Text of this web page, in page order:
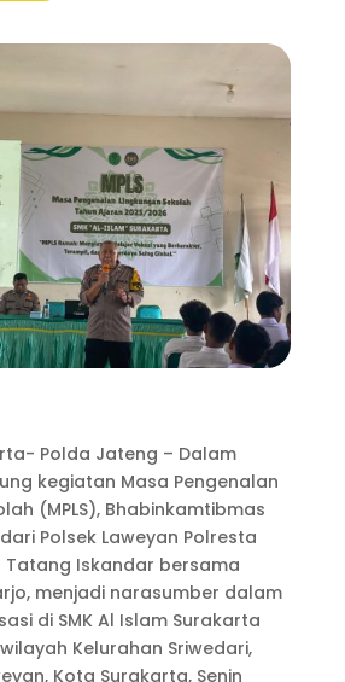
Polda Jateng – Dalam
kegiatan Masa Pengenalan
(MPLS), Bhabinkamtibmas
Polsek Laweyan Polresta
Tatang Iskandar bersama
menjadi narasumber dalam
di SMK Al Islam Surakarta
Kelurahan Sriwedari,
Kota Surakarta, Senin